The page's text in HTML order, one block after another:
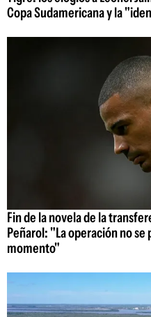
Copa Sudamericana y la
Fin de la novela de la
Peñarol: "La operación no
momento"